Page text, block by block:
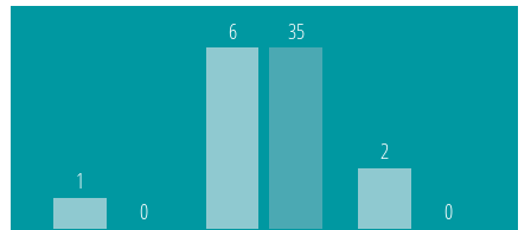
1
0
6 35
2
0